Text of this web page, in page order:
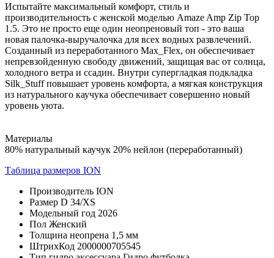
Испытайте максимальный комфорт, стиль и
производительность с женской моделью Amaze Amp Zip Top
1.5. Это не просто еще один неопреновый топ - это ваша
новая палочка-выручалочка для всех водных развлечений.
Созданный из переработанного Max_Flex, он обеспечивает
непревзойденную свободу движений, защищая вас от солнца,
холодного ветра и ссадин. Внутри супергладкая подкладка
Silk_Stuff повышает уровень комфорта, а мягкая конструкция
из натурального каучука обеспечивает совершенно новый
уровень уюта.
Материалы
80% натуральный каучук 20% нейлон (переработанный)
Таблица размеров ION
Производитель ION
Размер D 34/XS
Модельный год 2026
Пол Женский
Толщина неопрена 1,5 мм
ШтрихКод 2000000705545